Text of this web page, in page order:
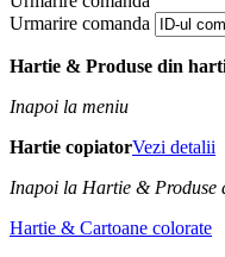
Urmarire comanda
Hartie & Produse din
Inapoi la meniu
Hartie copiatorVezi detalii
Inapoi la Hartie & Produse
Hartie & Cartoane colorate